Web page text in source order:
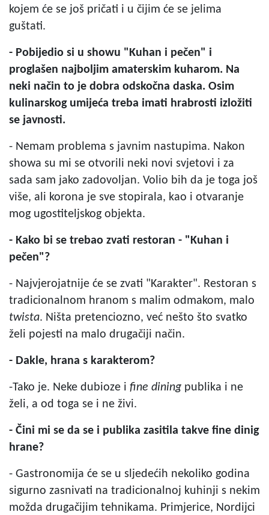
kojem će se još pričati i u čijim će se jelima
guštati.
- Pobijedio si u showu "Kuhan i pečen" i
proglašen najboljim amaterskim kuharom. Na
neki način to je dobra odskočna daska. Osim
kulinarskog umijeća treba imati hrabrosti izložiti
se javnosti.
- Nemam problema s javnim nastupima. Nakon
showa su mi se otvorili neki novi svjetovi i za
sada sam jako zadovoljan. Volio bih da je toga još
više, ali korona je sve stopirala, kao i otvaranje
mog ugostiteljskog objekta.
- Kako bi se trebao zvati restoran - "Kuhan i
pečen"?
- Najvjerojatnije će se zvati "Karakter". Restoran s
tradicionalnom hranom s malim odmakom, malo
twista. Ništa pretenciozno, već nešto što svatko
želi pojesti na malo drugačiji način.
- Dakle, hrana s karakterom?
-Tako je. Neke dubioze i fine dining publika i ne
želi, a od toga se i ne živi.
- Čini mi se da se i publika zasitila takve fine dinig
hrane?
- Gastronomija će se u sljedećih nekoliko godina
sigurno zasnivati na tradicionalnoj kuhinji s nekim
možda drugačijim tehnikama. Primjerice, Nordijci